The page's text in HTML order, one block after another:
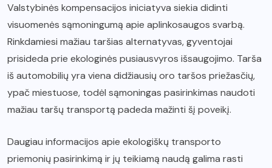
Valstybinės kompensacijos iniciatyva siekia didinti
visuomenės sąmoningumą apie aplinkosaugos svarbą.
Rinkdamiesi mažiau taršias alternatyvas, gyventojai
prisideda prie ekologinės pusiausvyros išsaugojimo. Tarša
iš automobilių yra viena didžiausių oro taršos priežasčių,
ypač miestuose, todėl sąmoningas pasirinkimas naudoti
mažiau taršų transportą padeda mažinti šį poveikį.
Daugiau informacijos apie ekologiškų transporto
priemonių pasirinkimą ir jų teikiamą naudą galima rasti